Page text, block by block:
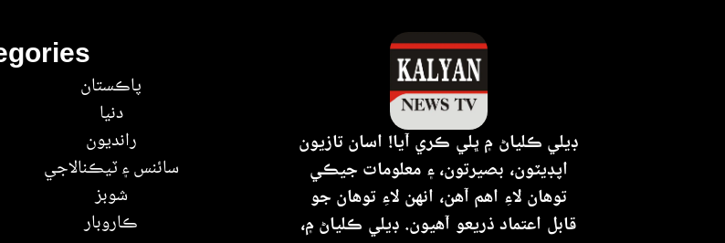
پاڪستان
دنيا
رانديون
سائنس ۽ ٽيڪنالاجي
شوبز
ڪاروبار
ڊيلي ڪلياڻ ۾ ڀلي ڪري آيا! اسان تازيون
اپڊيٽون، بصيرتون، ۽ معلومات جيڪي
توهان لاءِ اهم آهن، انهن لاءِ توهان جو
قابل اعتماد ذريعو آهيون. ڊيلي ڪلياڻ ۾،